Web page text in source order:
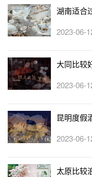
湖南适合
2023-06-
大同比较
2023-06-
昆明度假
2023-06-
太原比较